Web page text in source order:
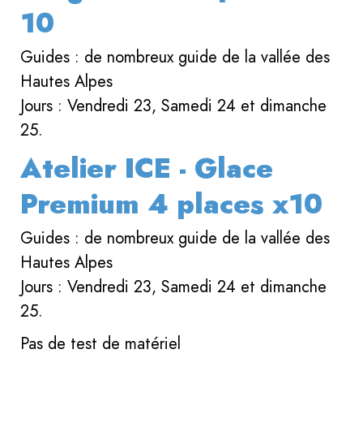
10
Guides : de nombreux guide de la vallée des
Hautes Alpes
Jours : Vendredi 23, Samedi 24 et dimanche
25.
Atelier ICE - Glace
Premium 4 places x10
Guides : de nombreux guide de la vallée des
Hautes Alpes
Jours : Vendredi 23, Samedi 24 et dimanche
25.
Pas de test de matériel